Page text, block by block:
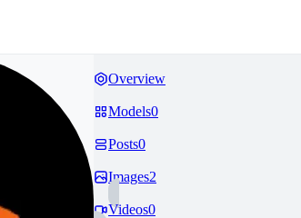
Overview
Models0
Posts0
Images2
Videos0